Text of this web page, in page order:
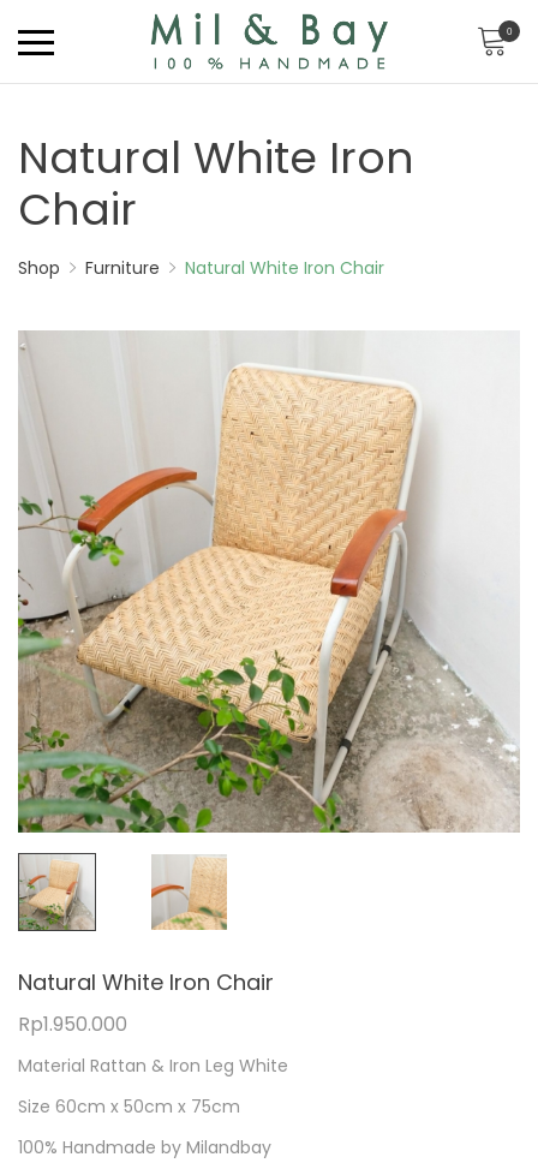
0
Natural White Iron
Chair
Shop Furniture Natural White Iron Chair
Natural White Iron Chair
Rp1.950.000
Material Rattan & Iron Leg White
Size 60cm x 50cm x 75cm
100% Handmade by Milandbay